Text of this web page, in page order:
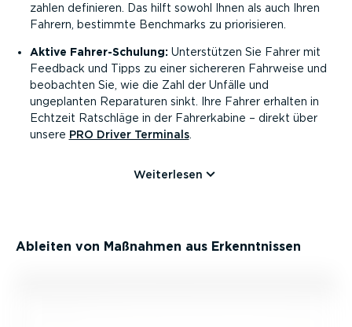
zahlen definieren. Das hilft sowohl Ihnen als auch Ihren
Fahrern, bestimmte Benchmarks zu priori­sieren.
Aktive Fahrer-­Schulung:Unter­stützen Sie Fahrer mit
Feedback und Tipps zu einer sichereren Fahrweise und
beobachten Sie, wie die Zahl der Unfälle und
ungeplanten Reparaturen sinkt. Ihre Fahrer erhalten in
Echtzeit Ratschläge in der Fahrer­kabine – direkt über
unsere PRO Driver Terminals.
Weiterlesen
Ableiten von Maßnahmen aus Erkennt­nissen